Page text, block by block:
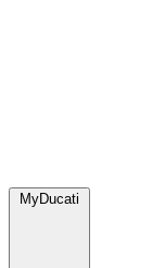
MyDucati